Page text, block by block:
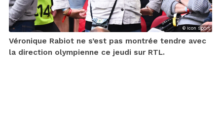
© Icon Sport
Véronique Rabiot ne s’est pas montrée tendre avec
la direction olympienne ce jeudi sur RTL.